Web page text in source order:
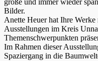
große und immer wieder
Bilder.
Anette Heuer hat Ihre
Ausstellungen im Kreis
Themenschwerpunkten
Im Rahmen dieser
Spaziergang in die